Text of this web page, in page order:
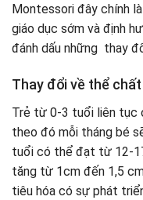
Cách áp dụng
cho trẻ từ 0-3 tuổi
Để bé tự do di
Học tập, làm việc
Sử dụng giáo cụ,
Sách hướng dẫn
Montessori cho trẻ
Cuốn sách này dành
Thông điệp của
Montessori đây chính
giáo dục sớm và định
đánh dấu những thay
Thay đổi về thể chất
Trẻ từ 0-3 tuổi liên tục
theo đó mỗi tháng bé
tuổi có thể đạt từ 12-
tăng từ 1cm đến 1,5
tiêu hóa có sự phát